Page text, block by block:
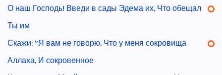
О наш Господь! Введи в сады Эдема их, Что обещал
Ты им
Скажи: "Я вам не говорю, Что у меня сокровища
Аллаха, И сокровенное